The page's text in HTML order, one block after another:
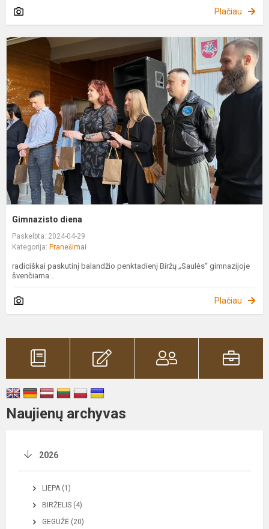
Plačiau
Gimnazisto diena
Paskelbta: 2024-04-29
Kategorija: Pranešimai
radiciškai paskutinį balandžio penktadienį Biržų „Saulės“ gimnazijoje
švenčiama...
Plačiau
Naujienų archyvas
2026
LIEPA (1)
BIRŽELIS (4)
GEGUŽĖ (20)